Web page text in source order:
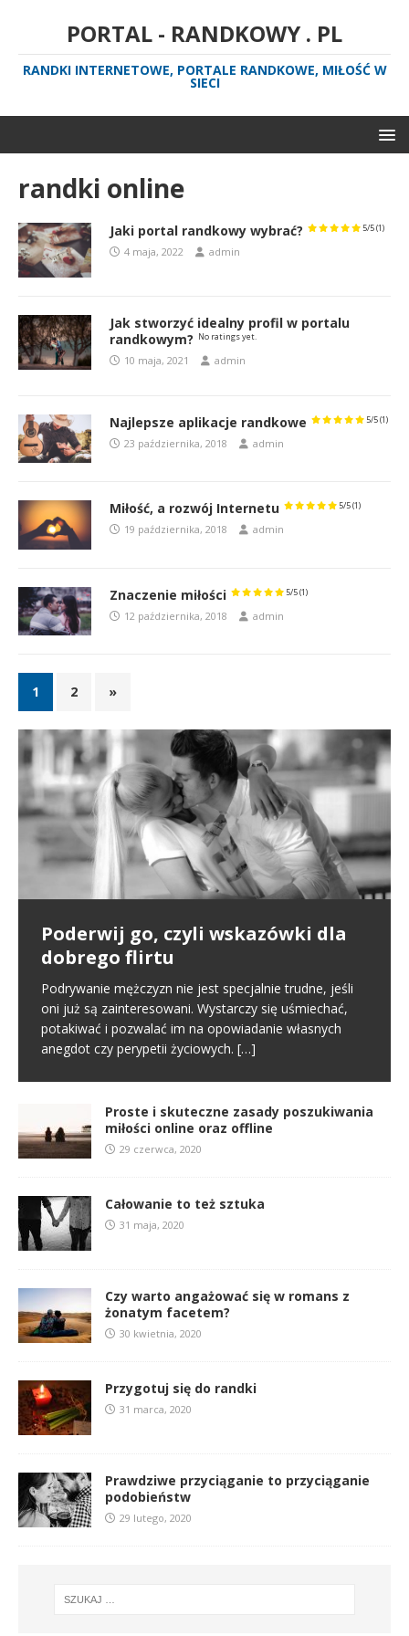
PORTAL - RANDKOWY . PL
RANDKI INTERNETOWE, PORTALE RANDKOWE, MIŁOŚĆ W
SIECI
randki online
Jaki portal randkowy wybrać? 5/5(1)
4 maja, 2022 admin
Jak stworzyć idealny profil w portalu
randkowym? No ratings yet.
10 maja, 2021 admin
Najlepsze aplikacje randkowe 5/5(1)
23 października, 2018 admin
Miłość, a rozwój Internetu 5/5(1)
19 października, 2018 admin
Znaczenie miłości 5/5(1)
12 października, 2018 admin
1 2 »
Poderwij go, czyli wskazówki dla
dobrego flirtu
Podrywanie mężczyzn nie jest specjalnie trudne, jeśli
oni już są zainteresowani. Wystarczy się uśmiechać,
potakiwać i pozwalać im na opowiadanie własnych
anegdot czy perypetii życiowych. […]
Pierwsze spotkanie
Poznajemy się na portalu randkowym i naszym
pierwszym kontaktem jest randka online. To normalny
schemat we współczesnym świecie. Na tym etapie
tworzy się pierwsze pierwsze[…]
Proste i skuteczne zasady
poszukiwania miłości online oraz
offline
W miłości nic nie jest proste i między innymi dlatego
jest ona tak wspaniała. Nie oznacza to jednak, że
samo zabieranie się za miłość musi
Proste i skuteczne zasady poszukiwania
miłości online oraz offline
29 czerwca, 2020
Całowanie to też sztuka
31 maja, 2020
Czy warto angażować się w romans z
żonatym facetem?
30 kwietnia, 2020
Przygotuj się do randki
31 marca, 2020
Prawdziwe przyciąganie to przyciąganie
podobieństw
29 lutego, 2020